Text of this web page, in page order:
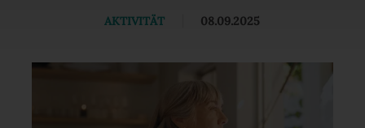
AKTIVITÄT 08.09.2025